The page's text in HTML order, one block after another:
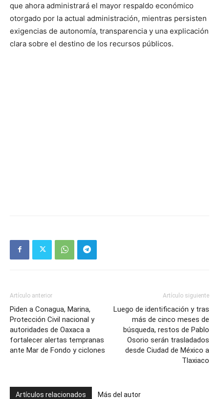
que ahora administrará el mayor respaldo económico
otorgado por la actual administración, mientras persisten
exigencias de autonomía, transparencia y una explicación
clara sobre el destino de los recursos públicos.
Artículo anterior
Piden a Conagua, Marina,
Protección Civil nacional y
autoridades de Oaxaca a
fortalecer alertas tempranas
ante Mar de Fondo y ciclones
Artículo siguiente
Luego de identificación y tras
más de cinco meses de
búsqueda, restos de Pablo
Osorio serán trasladados
desde Ciudad de México a
Tlaxiaco
Artículos relacionados Más del autor